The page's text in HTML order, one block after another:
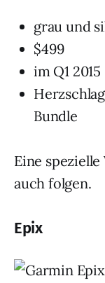
grau und
$499
im Q1 2015
Bundle
Eine
auch folgen.
Epix